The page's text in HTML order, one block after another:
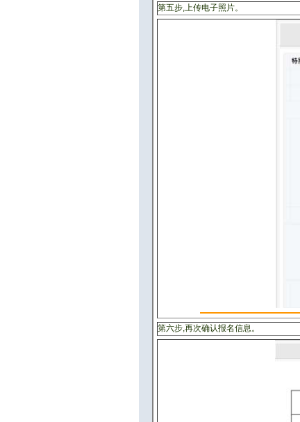
第五步,上传电子照片。
第六步,再次确认报名信息。